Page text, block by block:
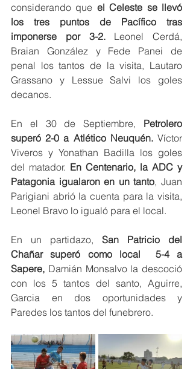
considerando que el Celeste se llevó
los tres puntos de Pacífico tras
imponerse por 3-2. Leonel Cerdá,
Braian González y Fede Panei de
penal los tantos de la visita, Lautaro
Grassano y Lessue Salvi los goles
decanos.
En el 30 de Septiembre, Petrolero
superó 2-0 a Atlético Neuquén. Víctor
Viveros y Yonathan Badilla los goles
del matador. En Centenario, la ADC y
Patagonia igualaron en un tanto, Juan
Parigiani abrió la cuenta para la visita,
Leonel Bravo lo igualó para el local.
En un partidazo, San Patricio del
Chañar superó como local  5-4 a
Sapere, Damián Monsalvo la descoció
con los 5 tantos del santo, Aguirre,
Garcia en dos oportunidades y
Paredes los tantos del funebrero.